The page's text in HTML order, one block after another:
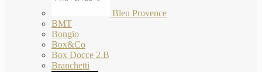
Bleu Provence
BMT
Bongio
Box&Co
Box Docce 2.B
Branchetti